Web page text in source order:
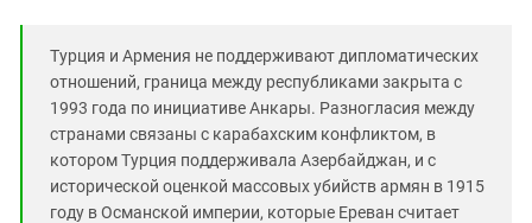
Турция и Армения не поддерживают дипломатических
отношений, граница между республиками закрыта с
1993 года по инициативе Анкары. Разногласия между
странами связаны с карабахским конфликтом, в
котором Турция поддерживала Азербайджан, и с
исторической оценкой массовых убийств армян в 1915
году в Османской империи, которые Ереван считает